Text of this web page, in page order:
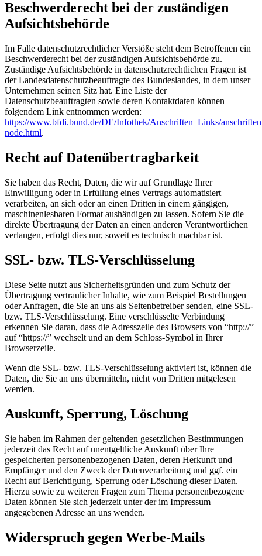
Beschwerderecht bei der zuständigen
Aufsichtsbehörde
Im Falle datenschutzrechtlicher Verstöße steht dem Betroffenen ein
Beschwerderecht bei der zuständigen Aufsichtsbehörde zu.
Zuständige Aufsichtsbehörde in datenschutzrechtlichen Fragen ist
der Landesdatenschutzbeauftragte des Bundeslandes, in dem unser
Unternehmen seinen Sitz hat. Eine Liste der
Datenschutzbeauftragten sowie deren Kontaktdaten können
folgendem Link entnommen werden:
https://www.bfdi.bund.de/DE/Infothek/Anschriften_Links/
node.html.
Recht auf Datenübertragbarkeit
Sie haben das Recht, Daten, die wir auf Grundlage Ihrer
Einwilligung oder in Erfüllung eines Vertrags automatisiert
verarbeiten, an sich oder an einen Dritten in einem gängigen,
maschinenlesbaren Format aushändigen zu lassen. Sofern Sie die
direkte Übertragung der Daten an einen anderen Verantwortlichen
verlangen, erfolgt dies nur, soweit es technisch machbar ist.
SSL- bzw. TLS-Verschlüsselung
Diese Seite nutzt aus Sicherheitsgründen und zum Schutz der
Übertragung vertraulicher Inhalte, wie zum Beispiel Bestellungen
oder Anfragen, die Sie an uns als Seitenbetreiber senden, eine SSL-
bzw. TLS-Verschlüsselung. Eine verschlüsselte Verbindung
erkennen Sie daran, dass die Adresszeile des Browsers von “http://”
auf “https://” wechselt und an dem Schloss-Symbol in Ihrer
Browserzeile.
Wenn die SSL- bzw. TLS-Verschlüsselung aktiviert ist, können die
Daten, die Sie an uns übermitteln, nicht von Dritten mitgelesen
werden.
Auskunft, Sperrung, Löschung
Sie haben im Rahmen der geltenden gesetzlichen Bestimmungen
jederzeit das Recht auf unentgeltliche Auskunft über Ihre
gespeicherten personenbezogenen Daten, deren Herkunft und
Empfänger und den Zweck der Datenverarbeitung und ggf. ein
Recht auf Berichtigung, Sperrung oder Löschung dieser Daten.
Hierzu sowie zu weiteren Fragen zum Thema personenbezogene
Daten können Sie sich jederzeit unter der im Impressum
angegebenen Adresse an uns wenden.
Widerspruch gegen Werbe-Mails